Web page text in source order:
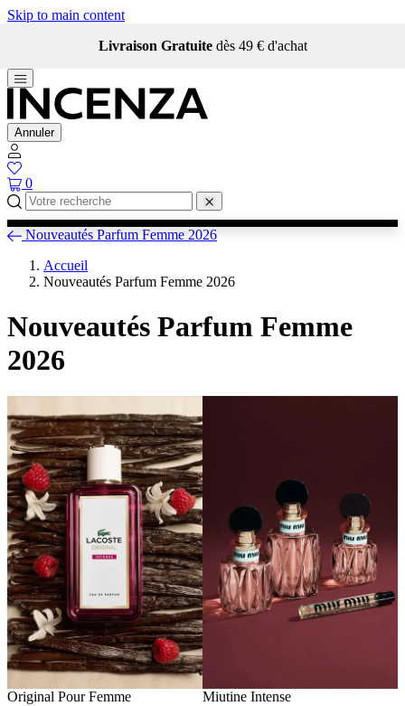
Skip to main content
Livraison Gratuite dès 49 € d'achat
Annuler
0
Nouveautés Parfum Femme 2026
Accueil
Nouveautés Parfum Femme 2026
Nouveautés Parfum Femme
2026
Original Pour Femme Miutine Intense